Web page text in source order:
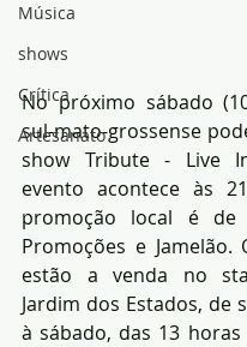
Música
shows
Crítica
Artesanato
No próximo sábado
sul-mato-grossense
show Tribute - Live
evento acontece às
promoção local é de
Promoções e Jamelão.
estão a venda no
Jardim dos Estados, de
à sábado, das 13